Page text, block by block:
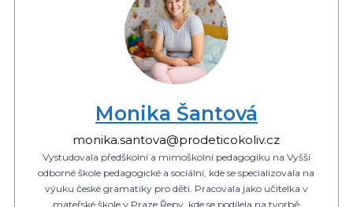
Monika Šantová
monika.santova@prodeticokoliv.cz
Vystudovala předškolní a mimoškolní pedagogiku na Vyšší
odborné škole pedagogické a sociální, kde se specializovala na
výuku české gramatiky pro děti. Pracovala jako učitelka v
mateřské škole v Praze Řepy, kde se podílela na tvorbě